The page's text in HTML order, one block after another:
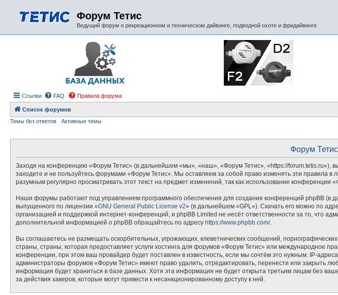
Форум Тетис
Ведущий форум о рекреационном и техническом дайвинге, подводной охоте и фридайвинге
Ссылки FAQ Правила форума
Список форумов
Темы без ответов
Активные темы
Форум
Заходя на конференцию «Форум Тетис» (в дальнейшем «мы», «наш», «Форум Тетис», «https://forum.tetis.ru»),
заходите и не пользуйтесь форумами «Форум Тетис». Мы оставляем за собой право изменять эти правила
разумным регулярно просматривать этот текст на предмет изменений, так как использование
Наши форумы работают под управлением программного обеспечения для создания конференций phpBB (в
выпущенного по лицензии «GNU General Public License v2» (в дальнейшем «GPL»). Скачать его можно по
организацией и поддержкой интернет-конференций, и phpBB Limited не несёт ответственности за то, что
дополнительной информацией о phpBB обращайтесь по адресу https://www.phpbb.com/.
Вы соглашаетесь не размещать оскорбительных, угрожающих, клеветнических сообщений,
страны, страны, которая предоставляет услуги хостинга для форумов «Форум Тетис» или международное
конференции, при этом ваш провайдер будет поставлен в известность, если мы сочтём это нужным. IP-
администраторы форумов «Форум Тетис» имеют право удалить, отредактировать, перенести или закрыть
информация будет храниться в базе данных. Хотя эта информация не будет открыта третьим лицам без
за действия хакеров, которые могут привести к несанкционированному доступу к ней.